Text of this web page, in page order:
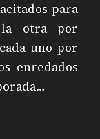
para
otra por
uno por
enredados